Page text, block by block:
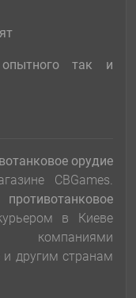
ытного так и
орудие
CBGames.
в Киеве
и другим странам